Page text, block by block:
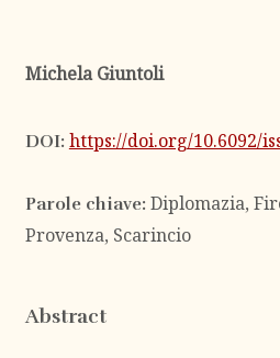
Michela Giuntoli
DOI: https://doi.org/10.6092/
Parole chiave: Diplomazia,
Provenza, Scarincio
Abstract